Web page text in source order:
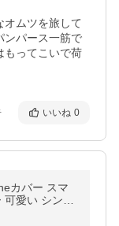
ムツを旅して
ンパース一筋で
もってこいで荷
いいね 0
カバー スマ
愛い シンプ